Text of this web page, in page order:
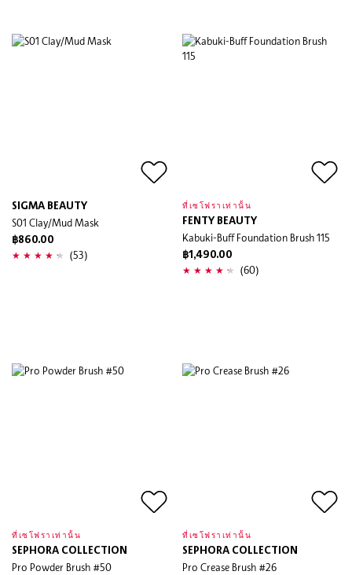
SIGMA BEAUTY
S01 Clay/Mud Mask
฿860.00
(53)
ที่เซโฟราเท่านั้น
FENTY BEAUTY
Kabuki-Buff Foundation Brush 115
฿1,490.00
(60)
ที่เซโฟราเท่านั้น
SEPHORA COLLECTION
Pro Powder Brush #50
ที่เซโฟราเท่านั้น
SEPHORA COLLECTION
Pro Crease Brush #26